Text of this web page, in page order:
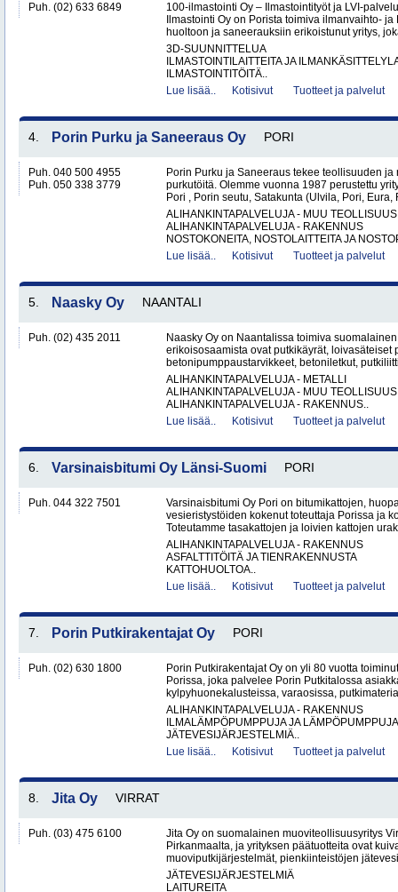
Puh. (02) 633 6849
100-ilmastointi Oy – Ilmastointityöt ja LVI-
Ilmastointi Oy on Porista toimiva ilmanvaihto-
huoltoon ja saneerauksiin erikoistunut yritys,
3D-SUUNNITTELUA
ILMASTOINTILAITTEITA JA
ILMASTOINTITÖITÄ..
Lue lisää..
Kotisivut Tuotteet ja palvelut
4. Porin Purku ja Saneeraus Oy PORI
Puh. 040 500 4955
Puh. 050 338 3779
Porin Purku ja Saneeraus tekee teollisuuden
purkutöitä. Olemme vuonna 1987 perustettu
Pori , Porin seutu, Satakunta (Ulvila, Pori, Eura,
ALIHANKINTAPALVELUJA - MUU TEOLLISUUS
ALIHANKINTAPALVELUJA - RAKENNUS
NOSTOKONEITA, NOSTOLAITTEITA JA
Lue lisää..
Kotisivut Tuotteet ja palvelut
5. Naasky Oy NAANTALI
Puh. (02) 435 2011
Naasky Oy on Naantalissa toimiva
erikoisosaamista ovat putkikäyrät, loivasäteiset
betonipumppaustarvikkeet, betoniletkut,
ALIHANKINTAPALVELUJA - METALLI
ALIHANKINTAPALVELUJA - MUU TEOLLISUUS
ALIHANKINTAPALVELUJA - RAKENNUS..
Lue lisää..
Kotisivut Tuotteet ja palvelut
6. Varsinaisbitumi Oy Länsi-Suomi PORI
Puh. 044 322 7501
Varsinaisbitumi Oy Pori on bitumikattojen,
vesieristystöiden kokenut toteuttaja Porissa ja
Toteutamme tasakattojen ja loivien kattojen
ALIHANKINTAPALVELUJA - RAKENNUS
ASFALTTITÖITÄ JA TIENRAKENNUSTA
KATTOHUOLTOA..
Lue lisää..
Kotisivut Tuotteet ja palvelut
7. Porin Putkirakentajat Oy PORI
Puh. (02) 630 1800
Porin Putkirakentajat Oy on yli 80 vuotta
Porissa, joka palvelee Porin Putkitalossa
kylpyhuonekalusteissa, varaosissa,
ALIHANKINTAPALVELUJA - RAKENNUS
ILMALÄMPÖPUMPPUJA JA LÄMPÖPUMPPUJA
JÄTEVESIJÄRJESTELMIÄ..
Lue lisää..
Kotisivut Tuotteet ja palvelut
8. Jita Oy VIRRAT
Puh. (03) 475 6100
Jita Oy on suomalainen muoviteollisuusyritys
Pirkanmaalta, ja yrityksen päätuotteita ovat
muoviputkijärjestelmät, pienkiinteistöjen
JÄTEVESIJÄRJESTELMIÄ
LAITUREITA